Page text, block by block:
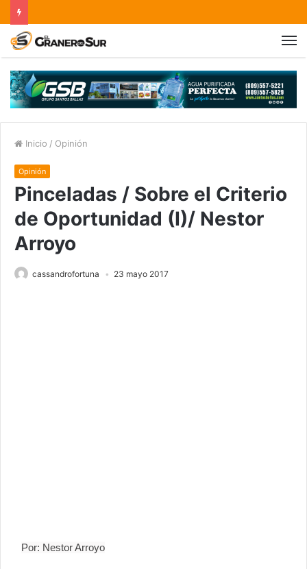
Inicio / Opinión
Opinión
Pinceladas / Sobre el Criterio
de Oportunidad (I)/ Nestor
Arroyo
cassandrofortuna 23 mayo 2017
Por: Nestor Arroyo